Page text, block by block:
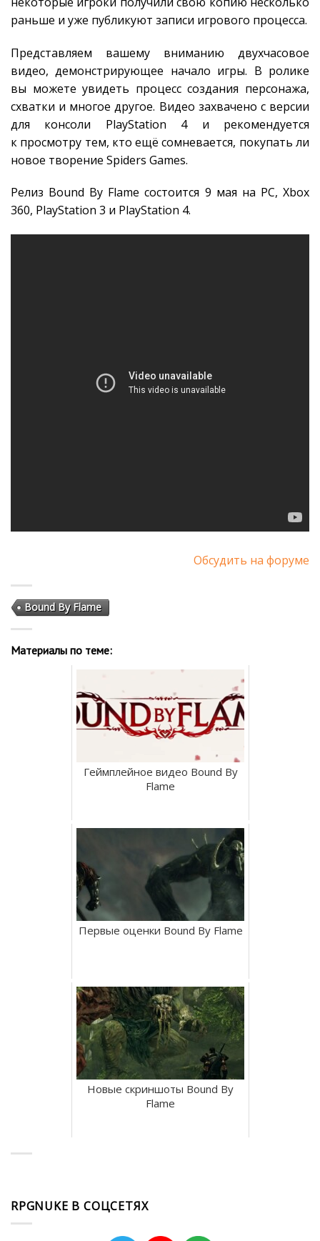
раньше и уже публикуют записи игрового процесса.
Представляем вашему вниманию двухчасовое
видео, демонстрирующее начало игры. В ролике
вы можете увидеть процесс создания персонажа,
схватки и многое другое. Видео захвачено с версии
для консоли PlayStation 4 и рекомендуется
к просмотру тем, кто ещё сомневается, покупать ли
новое творение Spiders Games.
Релиз Bound By Flame состоится 9 мая на PC, Xbox
360, PlayStation 3 и PlayStation 4.
Обсудить на форуме
Bound By Flame
Материалы по теме:
Геймплейное видео Bound By
Flame
Первые оценки Bound By Flame
Новые скриншоты Bound By
Flame
RPGNUKE В СОЦСЕТЯХ